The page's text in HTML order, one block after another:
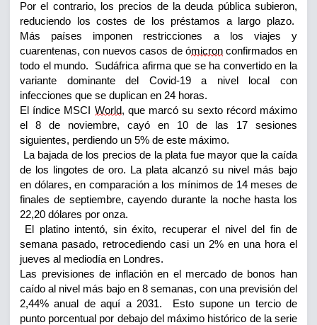
Por el contrario, los precios de la deuda pública subieron,
reduciendo los costes de los préstamos a largo plazo.
Más países imponen restricciones a los viajes y
cuarentenas, con nuevos casos de ómicronconfirmados en
todo el mundo. Sudáfrica afirma que se ha convertido en la
variante dominante del Covid-19 a nivel local con
infecciones que se duplican en 24 horas.
El índice MSCI World, que marcó su sexto récord máximo
el 8 de noviembre, cayó en 10 de las 17 sesiones
siguientes, perdiendo un 5% de este máximo.
La bajada de los precios de la plata fue mayor que la caída
de los lingotes de oro. La plata alcanzó su nivel más bajo
en dólares, en comparación a los mínimos de 14 meses de
finales de septiembre, cayendo durante la noche hasta los
22,20 dólares por onza.
El platino intentó, sin éxito, recuperar el nivel del fin de
semana pasado, retrocediendo casi un 2% en una hora el
jueves al mediodía en Londres.
Las previsiones de inflación en el mercado de bonos han
caído al nivel más bajo en 8 semanas, con una previsión del
2,44% anual de aquí a 2031. Esto supone un tercio de
punto porcentual por debajo del máximo histórico de la serie